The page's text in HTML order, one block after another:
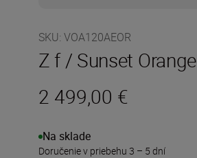
SKU: VOA120AEOR
Z f / Sunset Orange
2 499,00 €
Na sklade
Doručenie v priebehu 3 – 5 dní